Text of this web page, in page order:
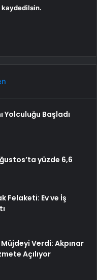
kaydedilsin.
Yolculuğu Başladı
yüzde 6,6
Felaketi: Ev ve İş
Verdi: Akpınar
Açılıyor